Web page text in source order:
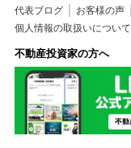
代表ブログ
お客様の声
個人情報の取扱いについて
不動産投資家の方へ